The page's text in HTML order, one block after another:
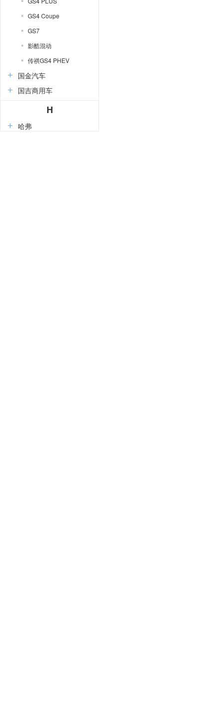
GS4 Coupe
GS7
影酷混动
传祺GS4 PHEV
国金汽车
国吉商用车
H
哈弗